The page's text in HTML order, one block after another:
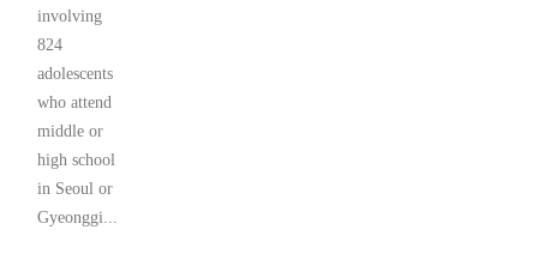
involving
824
adolescents
who attend
middle or
high school
in Seoul or
Gyeonggi...